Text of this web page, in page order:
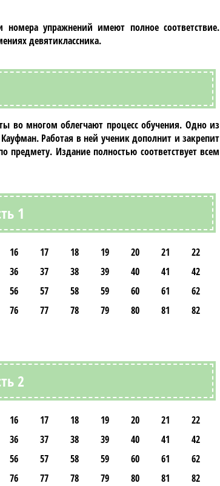
упражнений имеют полное соответствие.
девятиклассника.
во многом облегчают процесс обучения. Одно из
. Работая в ней ученик дополнит и закрепит
Издание полностью соответствует всем
1
16 17 18 19 20 21
22
36 37 38 39 40 41
42
56 57 58 59 60 61
62
76 77 78 79 80 81
82
2
16 17 18 19 20 21
22
36 37 38 39 40 41
42
56 57 58 59 60 61
62
76 77 78 79 80 81
82